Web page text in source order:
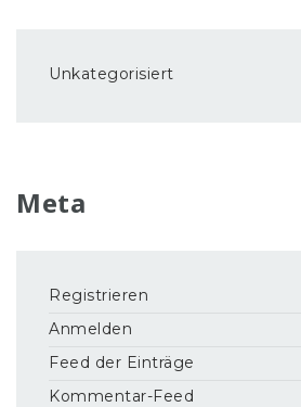
Unkategorisiert
Meta
Registrieren
Anmelden
Feed der Einträge
Kommentar-Feed